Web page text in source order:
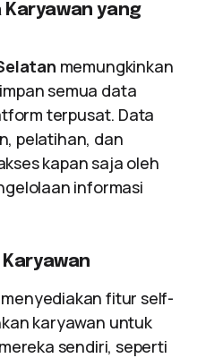
Karyawan yang
memungkinkan
semua data
terpusat. Data
pelatihan, dan
kapan saja oleh
informasi
menyediakan fitur self-
karyawan untuk
sendiri, seperti